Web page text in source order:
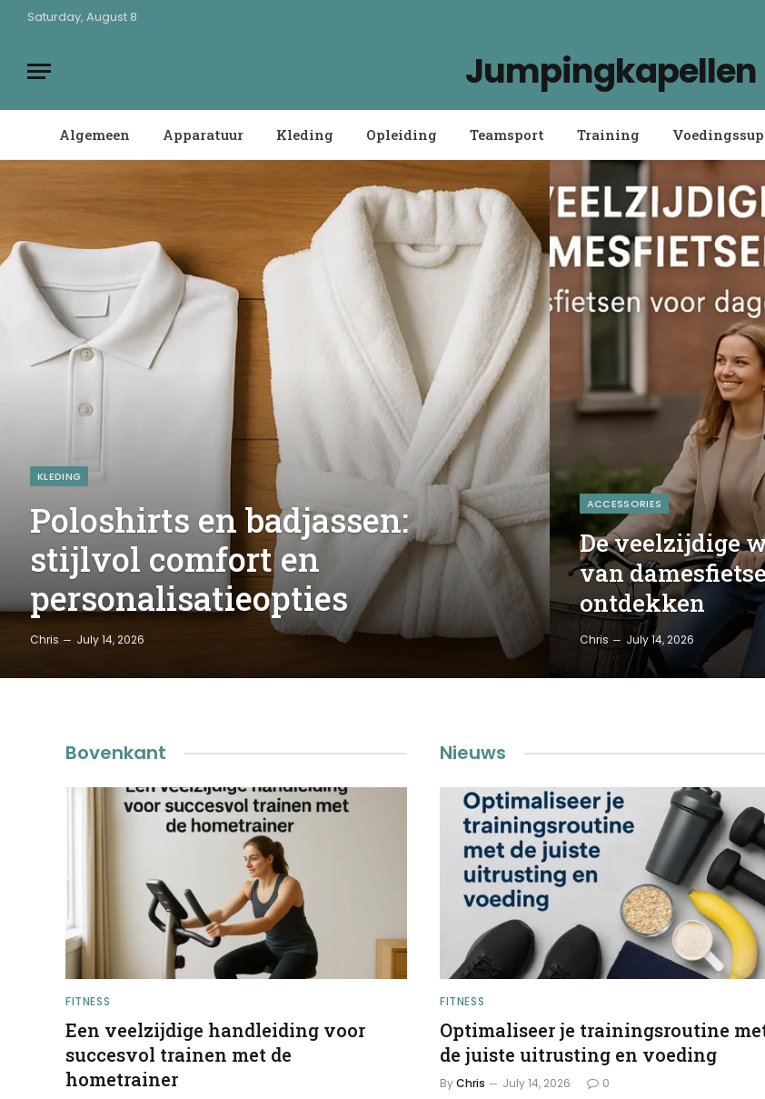
Saturday, August 8
Jumpingkapellen
Algemeen Apparatuur Kleding Opleiding Teamsport Training
KLEDING
Poloshirts en badjassen:
stijlvol comfort en
personalisatieopties
Chris July 14, 2026
ACCESSORIES
De veelzijdige
van
ontdekken
Chris July 14, 2026
Bovenkant
FITNESS
Een veelzijdige handleiding voor
succesvol trainen met de
hometrainer
Nieuws
FITNESS
Optimaliseer je trainingsroutine
de juiste uitrusting en voeding
ByChris July 14, 2026 0